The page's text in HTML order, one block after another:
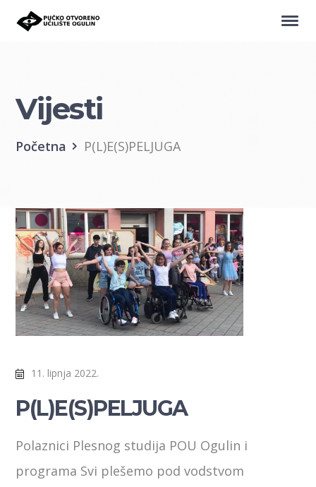
Vijesti
Početna P(L)E(S)PELJUGA
11. lipnja 2022.
P(L)E(S)PELJUGA
Polaznici Plesnog studija POU Ogulin i
programa Svi plešemo pod vodstvom